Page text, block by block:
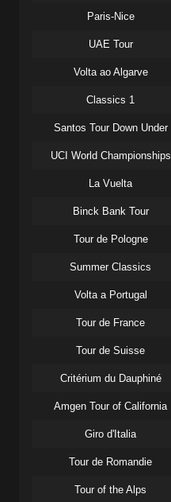
Paris-Nice
UAE Tour
Volta ao Algarve
Classics 1
Santos Tour Down Under
UCI World Championships
La Vuelta
Binck Bank Tour
Tour de Pologne
Summer Classics
Volta a Portugal
Tour de France
Tour de Suisse
Critérium du Dauphiné
Amgen Tour of California
Giro d'Italia
Tour de Romandie
Tour of the Alps